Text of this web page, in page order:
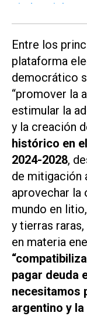
Entre los
plataforma
democrático
“promover la
estimular la
y la creación
histórico en
2024-2028,
de mitigación
aprovechar la
mundo en
y tierras
en materia
pagar deuda
necesitamos
argentino y